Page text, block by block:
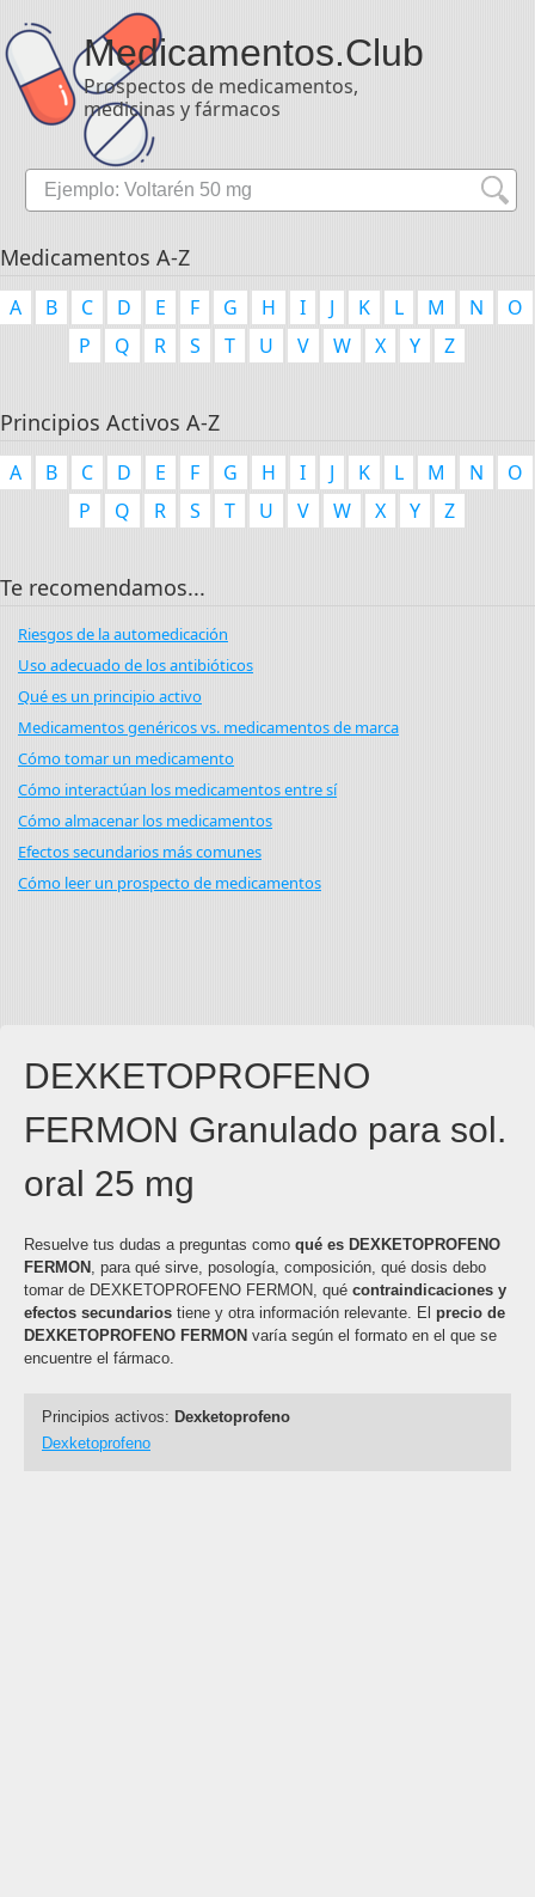
Medicamentos.Club
Prospectos de medicamentos,
medicinas y fármacos
Medicamentos A-Z
A B C D E F G H I J K L M N
O
P
Q R S T U V W X Y Z
Principios Activos A-Z
A B C D E F G H I J K L M N
O
P
Q R S T U V W X Y Z
Te recomendamos...
Riesgos de la automedicación
Uso adecuado de los antibióticos
Qué es un principio activo
Medicamentos genéricos vs. medicamentos de marca
Cómo tomar un medicamento
Cómo interactúan los medicamentos entre sí
Cómo almacenar los medicamentos
Efectos secundarios más comunes
Cómo leer un prospecto de medicamentos
DEXKETOPROFENO
FERMON Granulado para sol.
oral 25 mg
Resuelve tus dudas a preguntas como qué es DEXKETOPROFENO
FERMON , para qué sirve, posología, composición, qué dosis debo
tomar de DEXKETOPROFENO FERMON, qué contraindicaciones y
efectos secundarios tiene y otra información relevante. El precio de
DEXKETOPROFENO FERMON varía según el formato en el que se
encuentre el fármaco.
Principios activos: Dexketoprofeno
Dexketoprofeno